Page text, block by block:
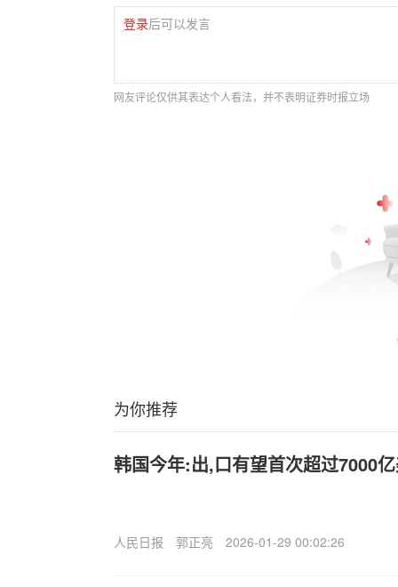
登录后可以发言
网友评论仅供其表达个人看法，并不表明证券时报立场
为你推荐
韩国今年:出,口有望首次超过7000
人民日报 郭正亮 2026-01-29 00:02:26